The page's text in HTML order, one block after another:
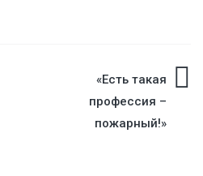
«Есть такая
профессия –
пожарный!»